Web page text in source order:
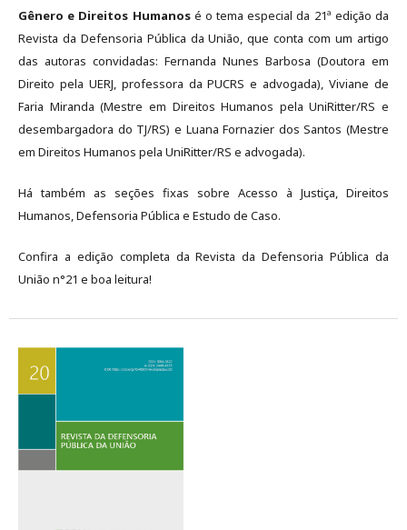
Gênero e Direitos Humanosé o tema especial da 21ª edição da
Revista da Defensoria Pública da União, que conta com um artigo
das autoras convidadas: Fernanda Nunes Barbosa (Doutora em
Direito pela UERJ, professora da PUCRS e advogada), Viviane de
Faria Miranda (Mestre em Direitos Humanos pela UniRitter/RS e
desembargadora do TJ/RS) e Luana Fornazier dos Santos (Mestre
em Direitos Humanos pela UniRitter/RS e advogada).
Há também as seções fixas sobre Acesso à Justiça, Direitos
Humanos, Defensoria Pública e Estudo de Caso.
Confira a edição completa da Revista da Defensoria Pública da
União n°21 e boa leitura!